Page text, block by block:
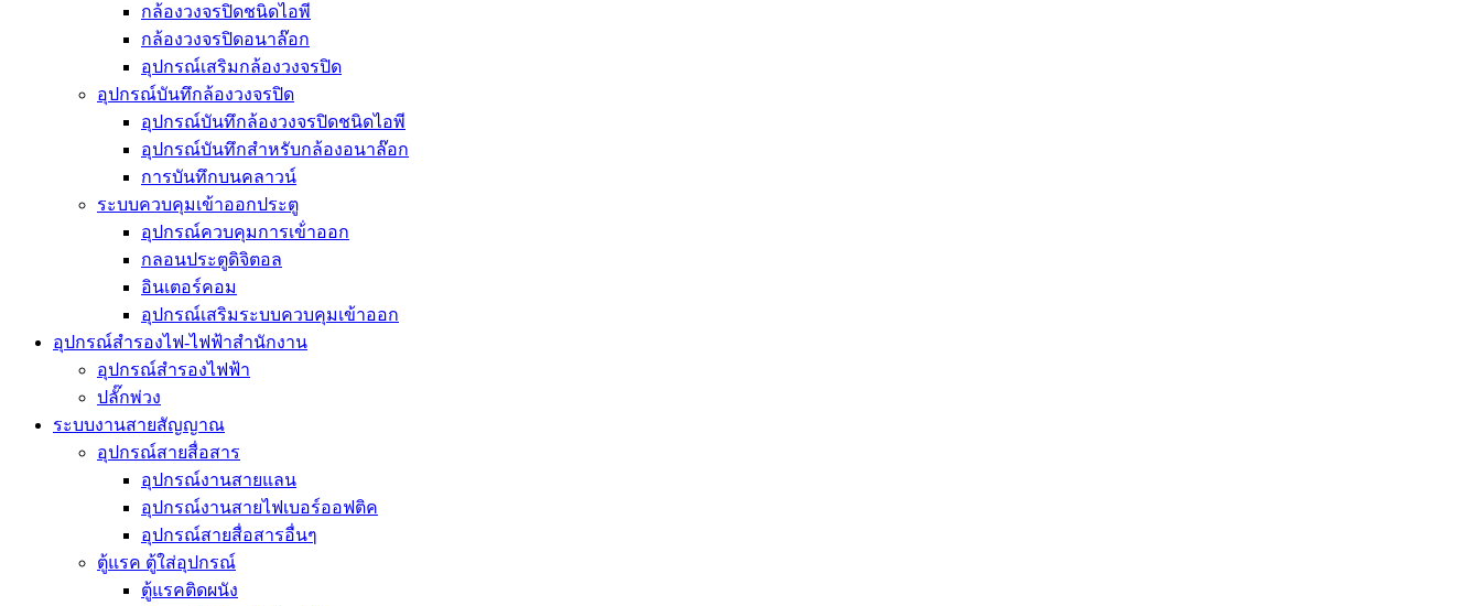
กล้องวงจรปิดชนิดไอพี
กล้องวงจรปิดอนาล๊อก
อุปกรณ์เสริมกล้องวงจรปิด
อุปกรณ์บันทึกล้องวงจรปิด
อุปกรณ์บันทึกล้องวงจรปิดชนิดไอพี
อุปกรณ์บันทึกสำหรับกล้องอนาล๊อก
การบันทึกบนคลาวน์
ระบบควบคุมเข้าออกประตู
อุปกรณ์ควบคุมการเข้่าออก
กลอนประตูดิจิตอล
อินเตอร์คอม
อุปกรณ์เสริมระบบควบคุมเข้าออก
อุปกรณ์สำรองไฟ-ไฟฟ้าสำนักงาน
อุปกรณ์สำรองไฟฟ้า
ปลั๊กพ่วง
ระบบงานสายสัญญาณ
อุปกรณ์สายสื่อสาร
อุปกรณ์งานสายแลน
อุปกรณ์งานสายไฟเบอร์ออฟติค
อุปกรณ์สายสื่อสารอื่นๆ
ตู้แรค ตู้ใส่อุปกรณ์
ตู้แรคติดผนัง